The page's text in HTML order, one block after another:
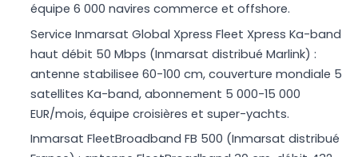
équipe 6 000 navires commerce et offshore.
Service Inmarsat Global Xpress Fleet Xpress Ka-band
haut débit 50 Mbps (Inmarsat distribué Marlink) :
antenne stabilisee 60-100 cm, couverture mondiale 5
satellites Ka-band, abonnement 5 000-15 000
EUR/mois, équipe croisières et super-yachts.
Inmarsat FleetBroadband FB 500 (Inmarsat distribué